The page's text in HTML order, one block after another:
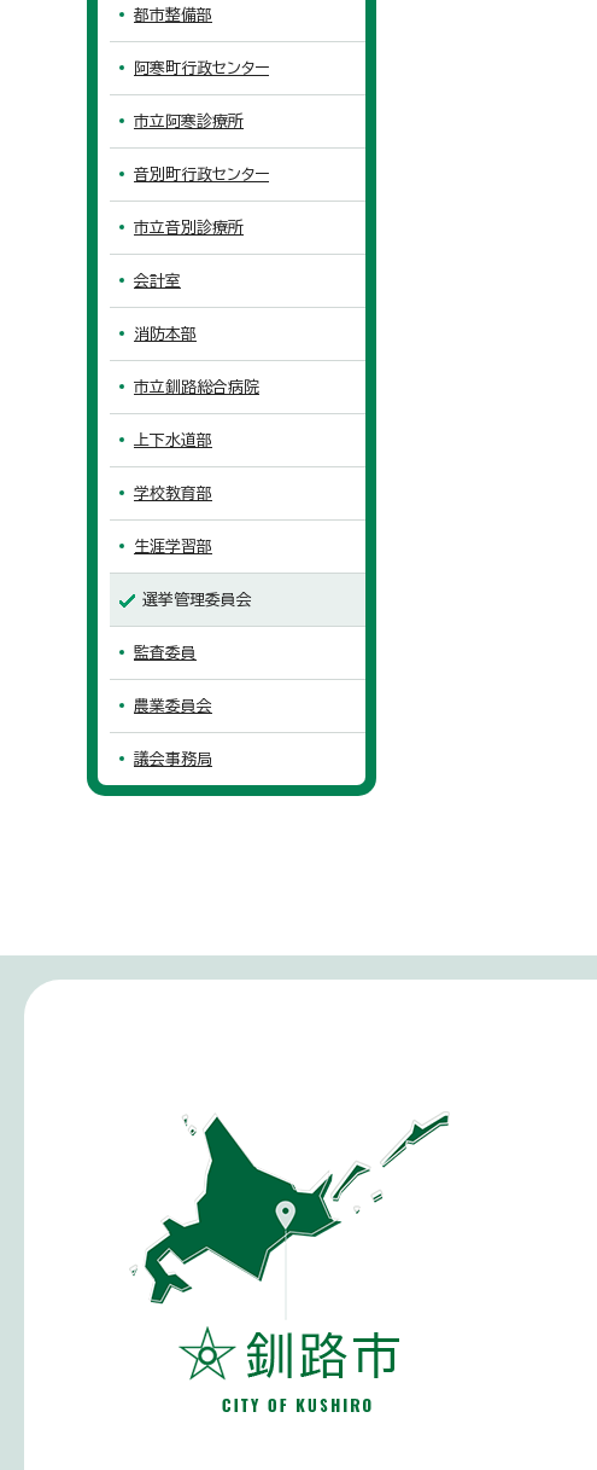
都市整備部
阿寒町行政センター
市立阿寒診療所
音別町行政センター
市立音別診療所
会計室
消防本部
市立釧路総合病院
上下水道部
学校教育部
生涯学習部
選挙管理委員会
監査委員
農業委員会
議会事務局